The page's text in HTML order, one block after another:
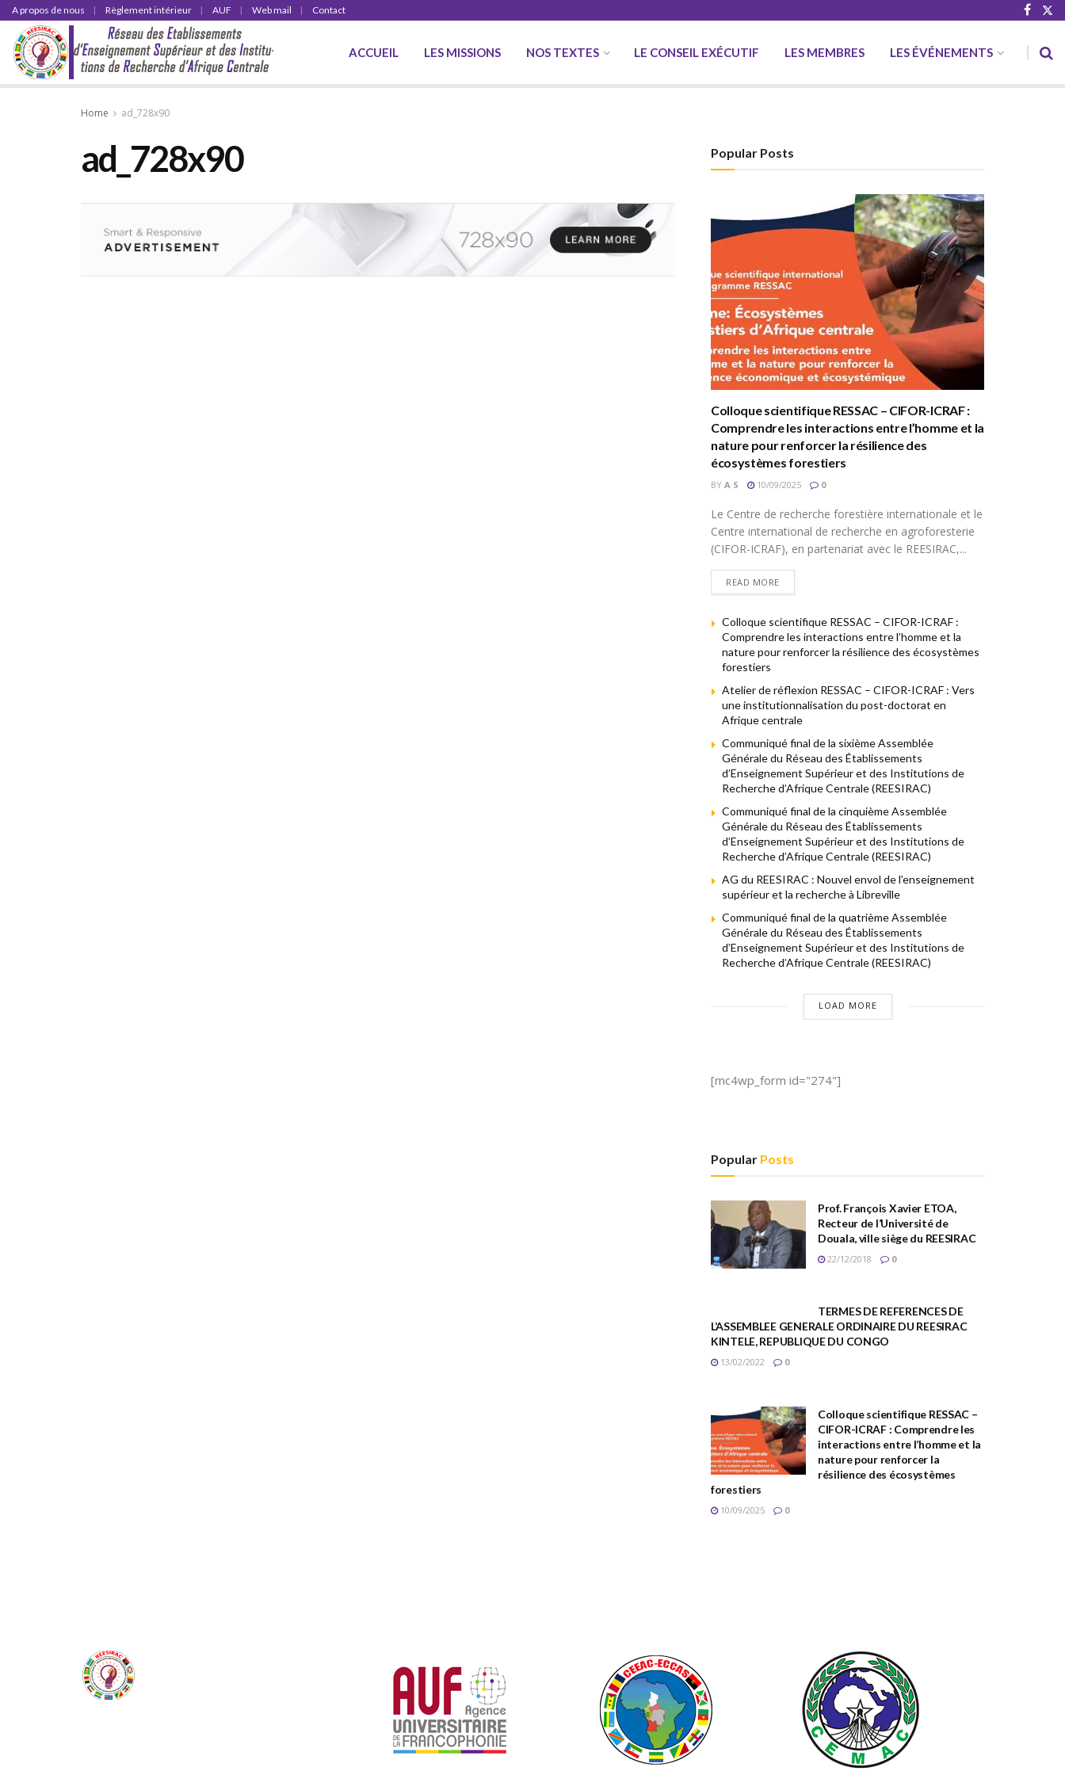
A propos de nous Règlement intérieur AUF Web mail Contact
ACCUEIL LES MISSIONS NOS TEXTES LE CONSEIL EXÉCUTIF LES MEMBRES LES ÉVÉNEMENTS
Home ad_728x90
ad_728x90 Popular Posts
Colloque scientifique RESSAC – CIFOR-ICRAF :
Comprendre les interactions entre l’homme et la
nature pour renforcer la résilience des
écosystèmes forestiers
BY A S 10/09/2025 0
Le Centre de recherche forestière internationale et le
Centre international de recherche en agroforesterie
(CIFOR-ICRAF), en partenariat avec le REESIRAC,...
READ MORE
Colloque scientifique RESSAC – CIFOR-ICRAF :
Comprendre les interactions entre l’homme et la
nature pour renforcer la résilience des écosystèmes
forestiers
Atelier de réflexion RESSAC – CIFOR-ICRAF : Vers
une institutionnalisation du post-doctorat en
Afrique centrale
Communiqué final de la sixième Assemblée
Générale du Réseau des Établissements
d’Enseignement Supérieur et des Institutions de
Recherche d’Afrique Centrale (REESIRAC)
Communiqué final de la cinquième Assemblée
Générale du Réseau des Établissements
d’Enseignement Supérieur et des Institutions de
Recherche d’Afrique Centrale (REESIRAC)
AG du REESIRAC : Nouvel envol de l’enseignement
supérieur et la recherche à Libreville
Communiqué final de la quatrième Assemblée
Générale du Réseau des Établissements
d’Enseignement Supérieur et des Institutions de
Recherche d’Afrique Centrale (REESIRAC)
LOAD MORE
[mc4wp_form id="274"]
Popular Posts
Prof. François Xavier ETOA,
Recteur de l’Université de
Douala, ville siège du REESIRAC
22/12/2018 0
TERMES DE REFERENCES DE
L’ASSEMBLEE GENERALE ORDINAIRE DU REESIRAC
KINTELE, REPUBLIQUE DU CONGO
13/02/2022 0
Colloque scientifique RESSAC –
CIFOR-ICRAF : Comprendre les
interactions entre l’homme et la
nature pour renforcer la
résilience des écosystèmes
forestiers
10/09/2025 0